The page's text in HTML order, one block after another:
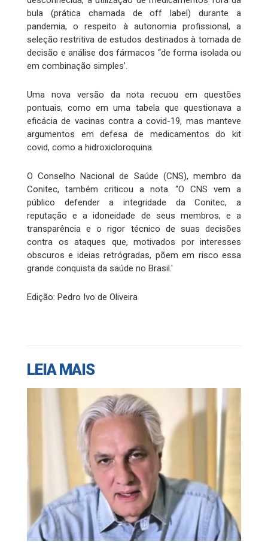
bula (prática chamada de off label) durante a
pandemia, o respeito à autonomia profissional, a
seleção restritiva de estudos destinados à tomada de
decisão e análise dos fármacos “de forma isolada ou
em combinação simples'.
Uma nova versão da nota recuou em questões
pontuais, como em uma tabela que questionava a
eficácia de vacinas contra a covid-19, mas manteve
argumentos em defesa de medicamentos do kit
covid, como a hidroxicloroquina.
O Conselho Nacional de Saúde (CNS), membro da
Conitec, também criticou a nota. “O CNS vem a
público defender a integridade da Conitec, a
reputação e a idoneidade de seus membros, e a
transparência e o rigor técnico de suas decisões
contra os ataques que, motivados por interesses
obscuros e ideias retrógradas, põem em risco essa
grande conquista da saúde no Brasil.'
Edição: Pedro Ivo de Oliveira
LEIA MAIS